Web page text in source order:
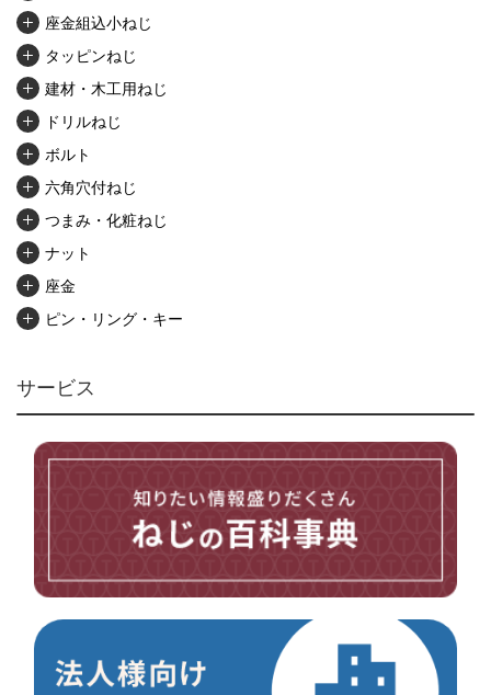
座金組込小ねじ
タッピンねじ
建材・木工用ねじ
ドリルねじ
ボルト
六角穴付ねじ
つまみ・化粧ねじ
ナット
座金
ピン・リング・キー
アンカー・プラグ
ユニファイねじ
その他ねじ
電材・設備
サービス